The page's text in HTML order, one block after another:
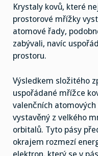
Krystaly kovů, které
prostorové mřížky
atomové řady,
zabývali, navíc
prostoru.
Výsledkem složitého
uspořádané mřížce
valenčních
vystavěný z velkého
orbitalů. Tyto pásy
okrajem rozmezí